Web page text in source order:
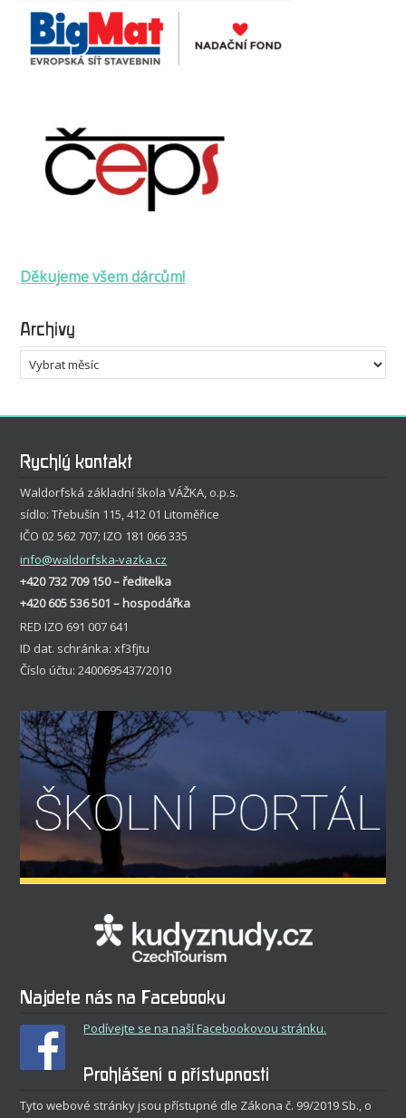
Děkujeme všem dárcům!
Archivy
Archivy
Rychlý kontakt
Waldorfská základní škola VÁŽKA, o.p.s.
sídlo: Třebušín 115, 412 01 Litoměřice
IČO 02 562 707; IZO 181 066 335
info@waldorfska-vazka.cz
+420 732 709 150 – ředitelka
+420 605 536 501 – hospodářka
RED IZO 691 007 641
ID dat. schránka: xf3fjtu
Číslo účtu: 2400695437/2010
Najdete nás na Facebooku
Podívejte se na naší Facebookovou stránku.
Prohlášení o přístupnosti
Tyto webové stránky jsou přístupné dle Zákona č. 99/2019 Sb., o